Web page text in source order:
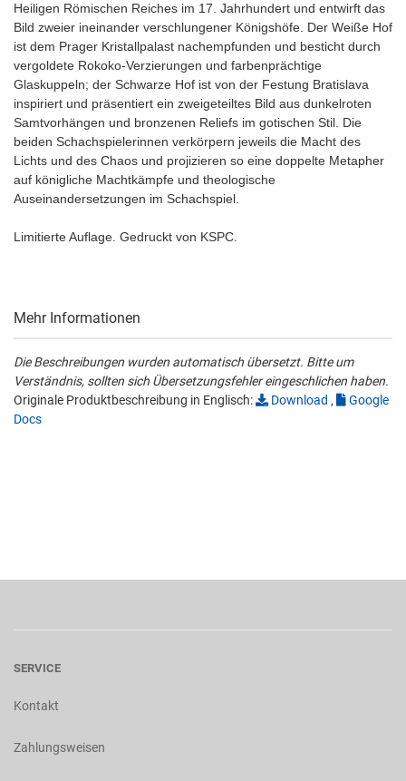
Heiligen Römischen Reiches im 17. Jahrhundert und entwirft das
Bild zweier ineinander verschlungener Königshöfe. Der Weiße Hof
ist dem Prager Kristallpalast nachempfunden und besticht durch
vergoldete Rokoko-Verzierungen und farbenprächtige
Glaskuppeln; der Schwarze Hof ist von der Festung Bratislava
inspiriert und präsentiert ein zweigeteiltes Bild aus dunkelroten
Samtvorhängen und bronzenen Reliefs im gotischen Stil. Die
beiden Schachspielerinnen verkörpern jeweils die Macht des
Lichts und des Chaos und projizieren so eine doppelte Metapher
auf königliche Machtkämpfe und theologische
Auseinandersetzungen im Schachspiel.
Limitierte Auflage. Gedruckt von KSPC.
Mehr Informationen
Die Beschreibungen wurden automatisch übersetzt. Bitte um
Verständnis, sollten sich Übersetzungsfehler eingeschlichen haben.
Originale Produktbeschreibung in Englisch:
Download ,
Google
Docs
SERVICE
Kontakt
Zahlungsweisen